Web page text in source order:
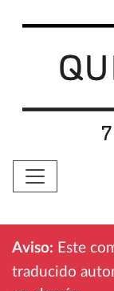
Aviso: Este
traducido